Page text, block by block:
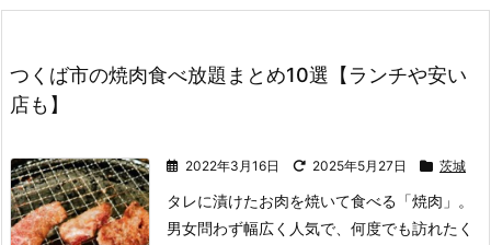
つくば市の焼肉食べ放題まとめ10選【ランチや安い
店も】
2022年3月16日 2025年5月27日 茨城
タレに漬けたお肉を焼いて食べる「焼肉」。
男女問わず幅広く人気で、何度でも訪れたく